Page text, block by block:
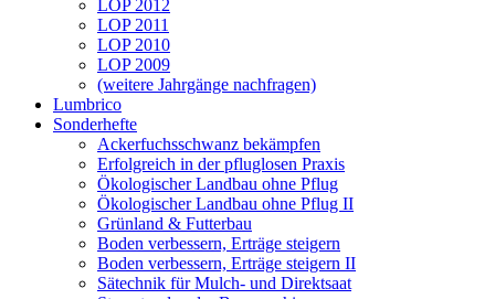
LOP 2012
LOP 2011
LOP 2010
LOP 2009
(weitere Jahrgänge nachfragen)
Lumbrico
Sonderhefte
Ackerfuchsschwanz bekämpfen
Erfolgreich in der pfluglosen Praxis
Ökologischer Landbau ohne Pflug
Ökologischer Landbau ohne Pflug II
Grünland & Futterbau
Boden verbessern, Erträge steigern
Boden verbessern, Erträge steigern II
Sätechnik für Mulch- und Direktsaat